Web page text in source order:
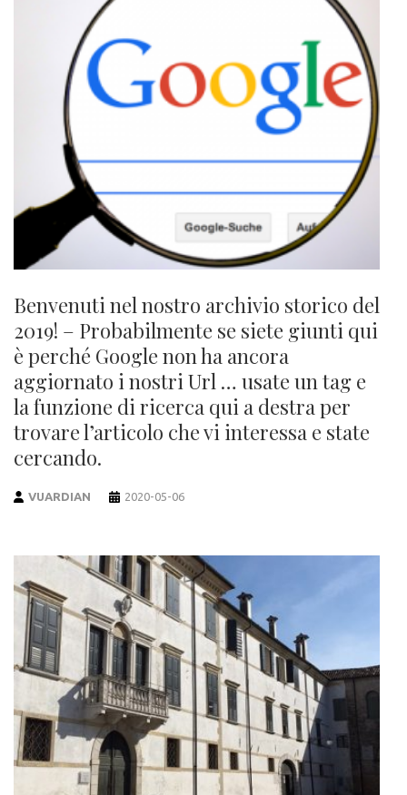
Benvenuti nel nostro archivio storico del
2019! – Probabilmente se siete giunti qui
è perché Google non ha ancora
aggiornato i nostri Url … usate un tag e
la funzione di ricerca qui a destra per
trovare l’articolo che vi interessa e state
cercando.
VUARDIAN 2020-05-06